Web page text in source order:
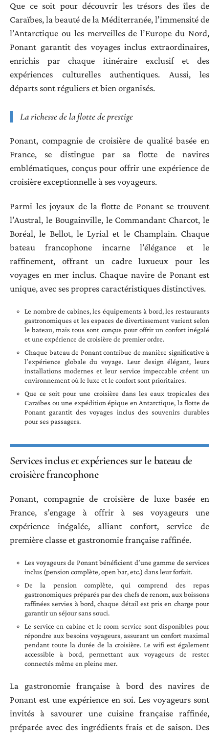
Que ce soit pour découvrir les trésors des îles de
Caraïbes, la beauté de la Méditerranée, l’immensité de
l’Antarctique ou les merveilles de l’Europe du Nord,
Ponant garantit des voyages inclus extraordinaires,
enrichis par chaque itinéraire exclusif et des
expériences culturelles authentiques. Aussi, les
départs sont réguliers et bien organisés.
La richesse de la flotte de prestige
Ponant, compagnie de croisière de qualité basée en
France, se distingue par sa flotte de navires
emblématiques, conçus pour offrir une expérience de
croisière exceptionnelle à ses voyageurs.
Parmi les joyaux de la flotte de Ponant se trouvent
l’Austral, le Bougainville, le Commandant Charcot, le
Boréal, le Bellot, le Lyrial et le Champlain. Chaque
bateau francophone incarne l’élégance et le
raffinement, offrant un cadre luxueux pour les
voyages en mer inclus. Chaque navire de Ponant est
unique, avec ses propres caractéristiques distinctives.
Le nombre de cabines, les équipements à bord, les restaurants
gastronomiques et les espaces de divertissement varient selon
le bateau, mais tous sont conçus pour offrir un confort inégalé
et une expérience de croisière de premier ordre.
Chaque bateau de Ponant contribue de manière significative à
l’expérience globale du voyage. Leur design élégant, leurs
installations modernes et leur service impeccable créent un
environnement où le luxe et le confort sont prioritaires.
Que ce soit pour une croisière dans les eaux tropicales des
Caraïbes ou une expédition épique en Antarctique, la flotte de
Ponant garantit des voyages inclus des souvenirs durables
pour ses passagers.
Services inclus et expériences sur le bateau de
croisière francophone
Ponant, compagnie de croisière de luxe basée en
France, s’engage à offrir à ses voyageurs une
expérience inégalée, alliant confort, service de
première classe et gastronomie française raffinée.
Les voyageurs de Ponant bénéficient d’une gamme de services
inclus (pension complète, open bar, etc.) dans leur forfait.
De la pension complète, qui comprend des repas
gastronomiques préparés par des chefs de renom, aux boissons
raffinées servies à bord, chaque détail est pris en charge pour
garantir un séjour sans souci.
Le service en cabine et le room service sont disponibles pour
répondre aux besoins voyageurs, assurant un confort maximal
pendant toute la durée de la croisière. Le wifi est également
accessible à bord, permettant aux voyageurs de rester
connectés même en pleine mer.
La gastronomie française à bord des navires de
Ponant est une expérience en soi. Les voyageurs sont
invités à savourer une cuisine française raffinée,
préparée avec des ingrédients frais et de saison. Des